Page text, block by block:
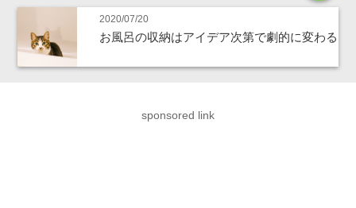
2020/07/20
お風呂の収納はアイデア次第で劇的に変わる
sponsored link